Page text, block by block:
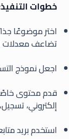
خطوات
اختر موضوعًا
تضاعف معدلات
اجعل نموذج
قدم محتوى خاصًا
إلكتروني،
استخدم بريد